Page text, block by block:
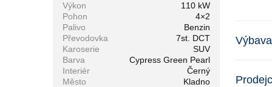
Výkon
110 kW
Pohon
4×2
Palivo
Benzin
Převodovka
7st. DCT
Karoserie
SUV
Barva
Cypress Green Pearl
Interiér
Černý
Město
Kladno